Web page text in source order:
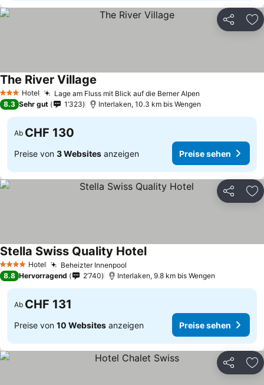
Teilen
3 SterneHotel Lage am Fluss mit Blick auf die Berner Alpen
The River Village
8.3 Sehr gut 1’323 Interlaken, 10.3 km bis Wengen
Ab CHF 130
Preise von 3 Websites anzeigen Preise sehen
Teilen
4 Sterne Hotel Beheizter Innenpool
Stella Swiss Quality HotelPreise sehen
8.8 Hervorragend 2’740 Interlaken, 9.8 km bis Wengen
Ab CHF 131
Preise von 10 Websites anzeigen Preise sehen
Teilen